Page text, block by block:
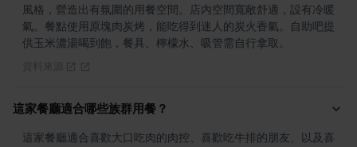
風格，營造出有氛圍的用餐空間。店內空間寬敞舒適，設有冷暖
氣。餐點使用原塊肉炭烤，能吃得到迷人的炭火香氣。自助吧提
供玉米濃湯喝到飽，餐具、檸檬水、吸管需自行拿取。
這家餐廳適合哪些族群用餐？
這家餐廳適合喜歡大口吃肉的肉控、喜歡吃牛排的朋友、以及喜